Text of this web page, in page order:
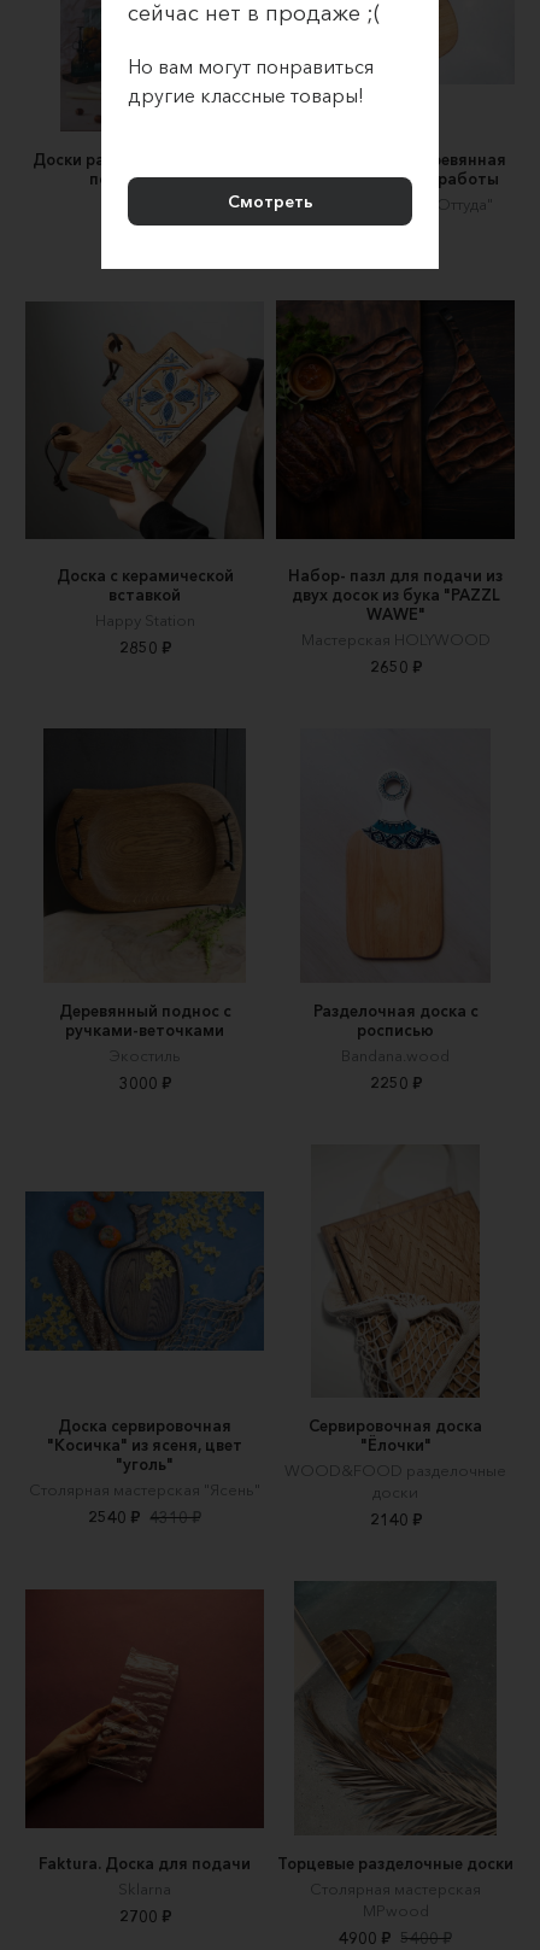
Доски разделочные или для
подачи блюд.
4100 ₽
Сервировочная деревянная
доска Кит ручной работы
Мастерская "Руки Оттуда"
3150 ₽
Доска с керамической
вставкой
Happy Station
2850 ₽
Набор- пазл для подачи из
двух досок из бука "PAZZL
WAWE"
Мастерская HOLYWOOD
2650 ₽
Деревянный поднос с
ручками-веточками
Экостиль
3000 ₽
Разделочная доска с
росписью
Bandana.wood
2250 ₽
Доска сервировочная
"Косичка" из ясеня, цвет
"уголь"
Столярная мастерская "Ясень"
2540 ₽ 4310 ₽
Сервировочная доска
"Ёлочки"
WOOD&FOOD разделочные
доски
2140 ₽
Faktura. Доска для подачи
Sklarna
2700 ₽
Торцевые разделочные доски
Столярная мастерская
MPwood
4900 ₽ 5400 ₽
сейчас нет в продаже ;(
Но вам могут понравиться
другие классные товары!
Смотреть